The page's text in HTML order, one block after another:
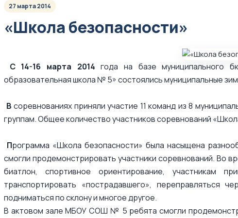
27 марта 2014
«Школа безопасности»
С 14-16 марта 2014 года на базе муниципального
образовательная школа № 5» состоялись муниципальные
В соревнованиях приняли участие 11 команд из 8
группам. Общее количество участников соревнований
Программа «Школа безопасности» была насыщена
смогли продемонстрировать участники соревнований. Во
биатлон, спортивное ориентирование, участникам
транспортировать «пострадавшего», переправляться
подниматься по склону и многое другое.
В актовом зале МБОУ СОШ № 5 ребята смогли